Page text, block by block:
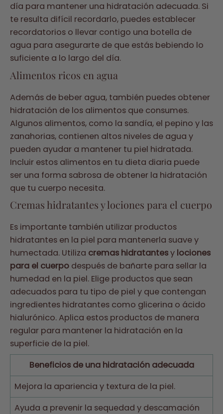
día para mantener una hidratación adecuada. Si
te resulta difícil recordarlo, puedes establecer
recordatorios o llevar contigo una botella de
agua para asegurarte de que estás bebiendo lo
suficiente a lo largo del día.
Alimentos ricos en agua
Además de beber agua, también puedes obtener
hidratación de los alimentos que consumes.
Algunos alimentos, como la sandía, el pepino y las
zanahorias, contienen altos niveles de agua y
pueden ayudar a mantener tu piel hidratada.
Incluir estos alimentos en tu dieta diaria puede
ser una forma sabrosa de obtener la hidratación
que tu cuerpo necesita.
Cremas hidratantes y lociones para el cuerpo
Es importante también utilizar productos
hidratantes en la piel para mantenerla suave y
humectada. Utiliza cremas hidratantesy lociones
para el cuerpo después de bañarte para sellar la
humedad en la piel. Elige productos que sean
adecuados para tu tipo de piel y que contengan
ingredientes hidratantes como glicerina o ácido
hialurónico. Aplica estos productos de manera
regular para mantener la hidratación en la
superficie de la piel.
Beneficios de una hidratación adecuada
Mejora la apariencia y textura de la piel.
Ayuda a prevenir la sequedad y descamación